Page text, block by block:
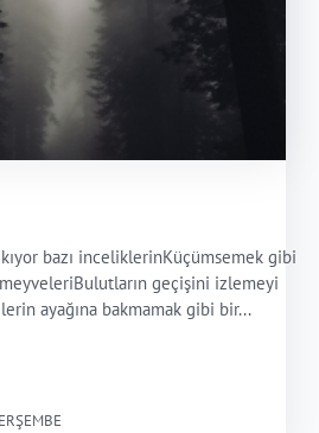
bazı inceliklerinKüçümsemek gibi
geçişini izlemeyi
ayağına bakmamak gibi bir...